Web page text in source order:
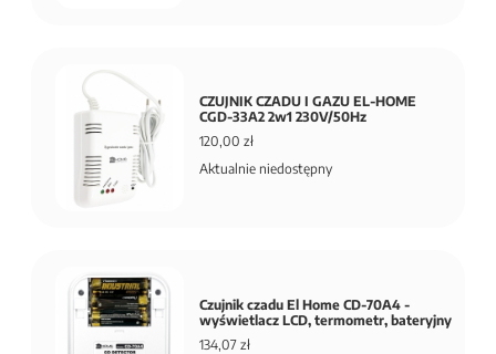
CZUJNIK CZADU I GAZU EL-HOME
CGD-33A2 2w1 230V/50Hz
120,00 zł
Aktualnie niedostępny
Czujnik czadu El Home CD-70A4 -
wyświetlacz LCD, termometr, bateryjny
134,07 zł